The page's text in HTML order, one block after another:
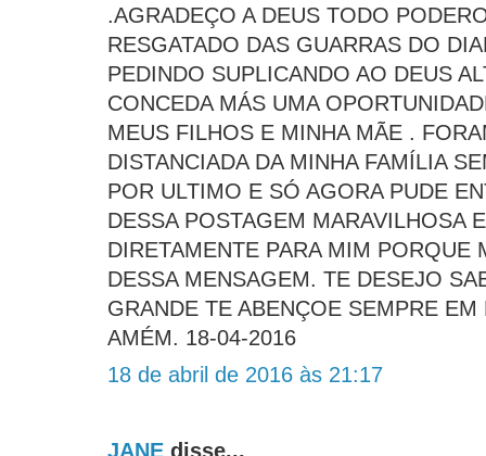
.AGRADEÇO A DEUS TODO
RESGATADO DAS GUARRAS DO
PEDINDO SUPLICANDO AO DEUS
CONCEDA MÁS UMA
MEUS FILHOS E MINHA MÃE .
DISTANCIADA DA MINHA FAMÍLIA
POR ULTIMO E SÓ AGORA PUDE
DESSA POSTAGEM MARAVILHOSA
DIRETAMENTE PARA MIM PORQUE
DESSA MENSAGEM. TE DESEJO
GRANDE TE ABENÇOE SEMPRE
AMÉM. 18-04-2016
18 de abril de 2016 às 21:17
JANE disse...